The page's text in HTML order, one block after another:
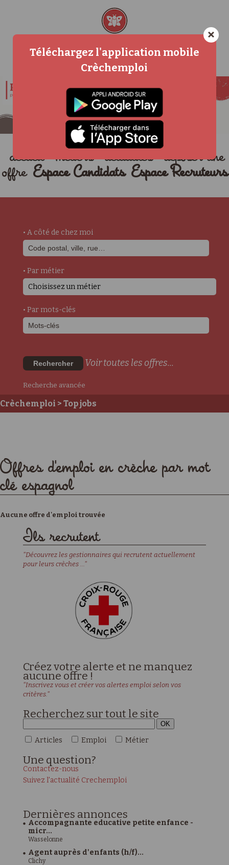
accueil métiers actualités
déposer une
offre Espace Candidats Espace Recruteurs
• A côté de chez moi
• Par métier
Choisissez un métier
• Par mots-clés
Rechercher Voir toutes les offres...
Recherche avancée
Crèchemploi > Top jobs
Offres d'emploi en crèche par mot
clé espagnol
Aucune offre d'emploi trouvée
Ils recrutent
"Découvrez les gestionnaires qui recrutent actuellement
pour leurs crèches ..."
Créez votre alerte et ne manquez
aucune offre !
"Inscrivez vous et créer vos alertes emploi selon vos
critères."
Recherchez sur tout le site
Articles Emploi Métier
Une question?
Contactez-nous
Suivez l'actualité Crechemploi
Dernières annonces
Accompagnante educative petite enfance -
micr...
Wasselonne
Agent auprès d'enfants (h/f)...
Clichy
×
Téléchargez l'application mobile
Crèchemploi